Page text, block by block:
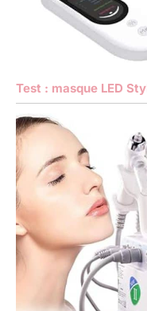
Test : masque LED